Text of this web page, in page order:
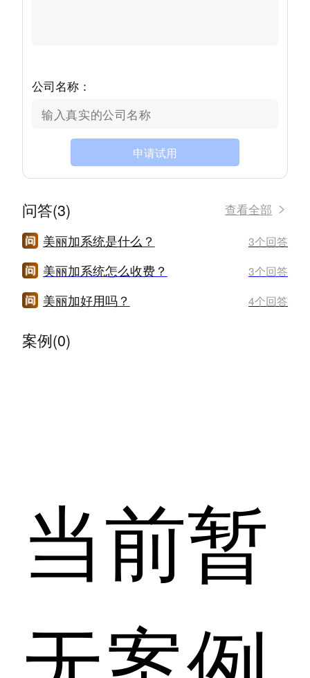
公司名称：
申请试用
问答(3) 查看全部
美丽加系统是什么？ 3个回答
美丽加系统怎么收费？ 3个回答
美丽加好用吗？ 4个回答
案例(0)
当前暂